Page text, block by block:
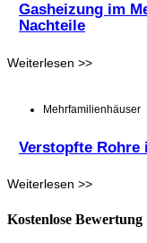
Gasheizung im
Nachteile
Weiterlesen >>
Mehrfamilienhäuser
Verstopfte Rohre
Weiterlesen >>
Kostenlose Bewertung